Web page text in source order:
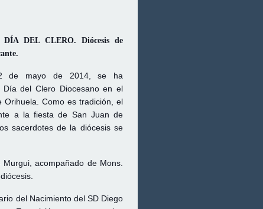
DEL CLERO. Diócesis de
de mayo de 2014, se ha
Día del Clero Diocesano en el
Orihuela. Como es tradición, el
a la fiesta de San Juan de
sacerdotes de la diócesis se
acompañado de Mons.
del Nacimiento del SD Diego